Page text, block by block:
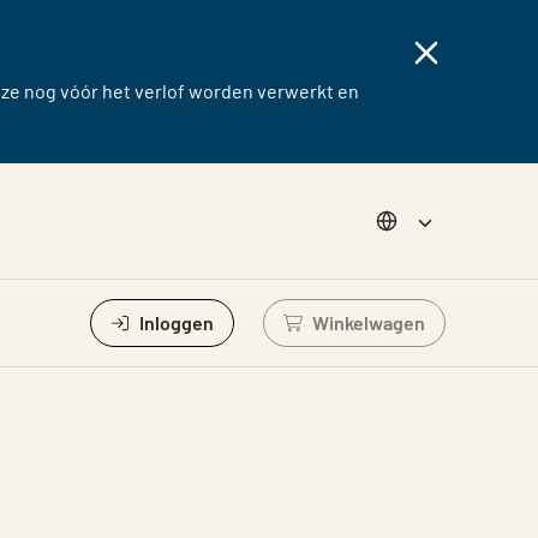
nog vóór het verlof worden verwerkt en
Choose
Inloggen Winkelwagen
Log in om